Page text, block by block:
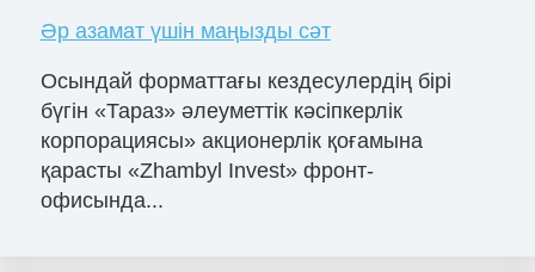
Әр азамат үшін маңызды сәт
Осындай форматтағы кездесулердің бірі
бүгін «Тараз» әлеуметтік кәсіпкерлік
корпорациясы» акционерлік қоғамына
қарасты «Zhambyl Invest» фронт-
офисында...